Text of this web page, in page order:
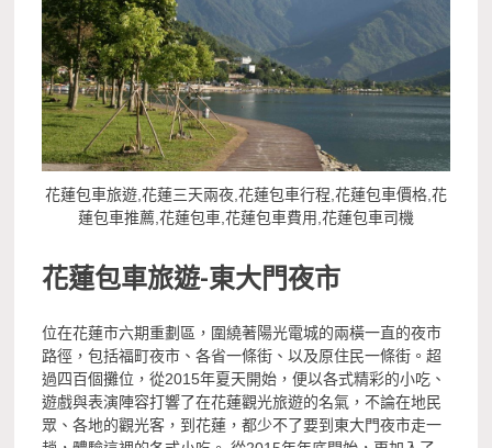
花蓮包車旅遊,花蓮三天兩夜,花蓮包車行程,花蓮包車價格,花
蓮包車推薦,花蓮包車,花蓮包車費用,花蓮包車司機
花蓮包車旅遊-東大門夜市
位在花蓮市六期重劃區，圍繞著陽光電城的兩橫一直的夜市
路徑，包括福町夜市、各省一條街、以及原住民一條街。超
過四百個攤位，從2015年夏天開始，便以各式精彩的小吃、
遊戲與表演陣容打響了在花蓮觀光旅遊的名氣，不論在地民
眾、各地的觀光客，到花蓮，都少不了要到東大門夜市走一